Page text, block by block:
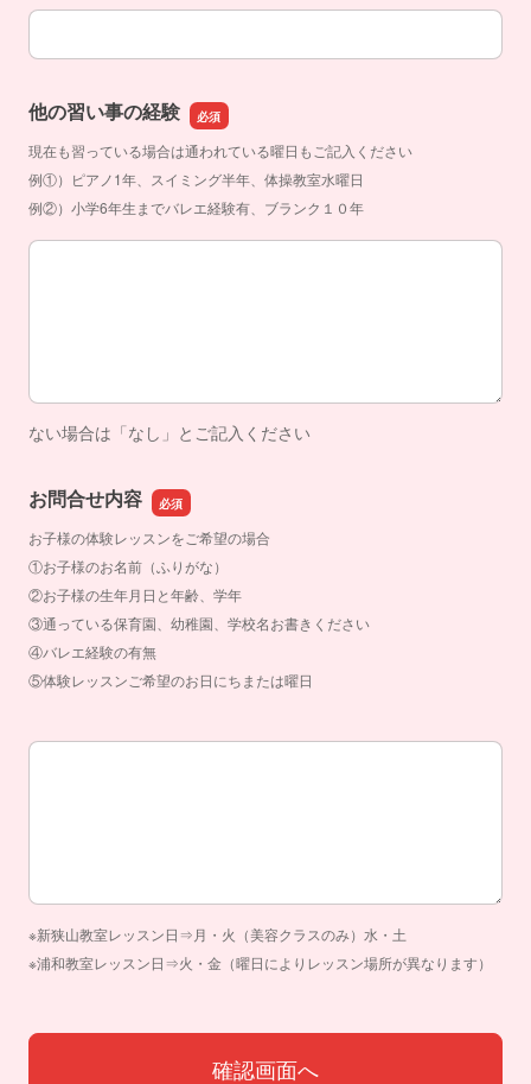
他の習い事の経験
現在も習っている場合は通われている曜日もご記入ください
例①）ピアノ1年、スイミング半年、体操教室水曜日
例②）小学6年生までバレエ経験有、ブランク１０年
他の習い事の経験
ない場合は「なし」とご記入ください
お問合せ内容
お子様の体験レッスンをご希望の場合
①お子様のお名前（ふりがな）
②お子様の生年月日と年齢、学年
③通っている保育園、幼稚園、学校名お書きください
④バレエ経験の有無
⑤体験レッスンご希望のお日にちまたは曜日
お問合せ内容
※新狭山教室レッスン日⇒月・火（美容クラスのみ）水・土
※浦和教室レッスン日⇒火・金（曜日によりレッスン場所が異なります）